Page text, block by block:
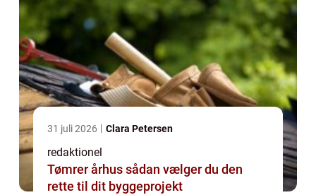
31 juli 2026 Clara Petersen
redaktionel
Tømrer århus sådan vælger du den
rette til dit byggeprojekt